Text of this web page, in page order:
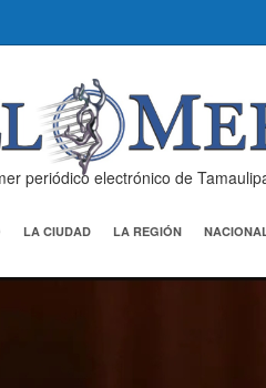
periódico electrónico de
LA CIUDAD LA REGIÓN